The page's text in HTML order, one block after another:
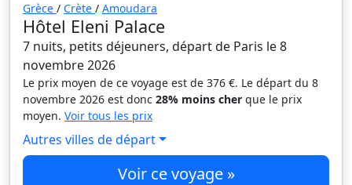
Grèce / Crète / Amoudara
Hôtel Eleni Palace
7 nuits, petits déjeuners, départ de Paris le 8
novembre 2026
Le prix moyen de ce voyage est de 376 €. Le départ du 8
novembre 2026 est donc 28% moins cher que le prix
moyen. Voir tous les prix
Autres villes de départ
Voir ce voyage »